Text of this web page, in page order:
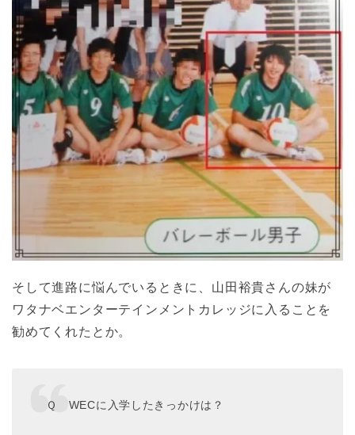
そして進路に悩んでいるときに、山田裕貴さんの妹が
ワタナベエンターテインメントカレッジに入ることを
勧めてくれたとか。
Ｑ WECに入学したきっかけは？